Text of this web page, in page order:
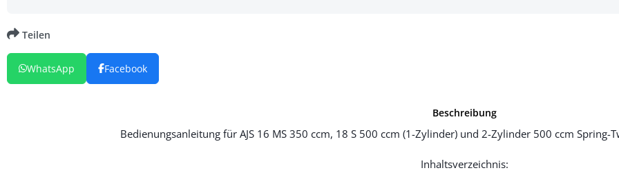
Beschreibung
Bedienungsanleitung für AJS 16 MS 350 ccm, 18 S 500 ccm (1-Zylinder) und 2-Zylinder 500 ccm
Inhaltsverzeichnis:
Teilen
WhatsApp Facebook